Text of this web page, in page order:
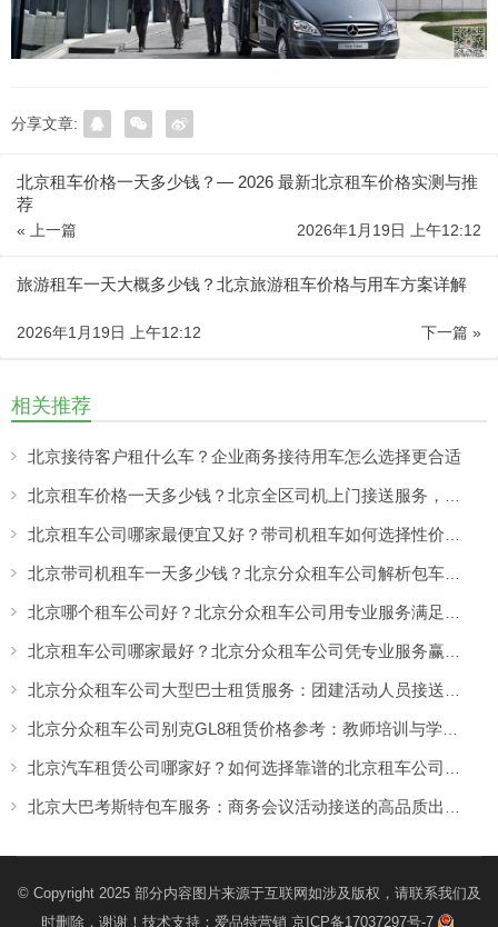
分享文章:
北京租车价格一天多少钱？— 2026 最新北京租车价格实测与推
荐
« 上一篇 2026年1月19日 上午12:12
旅游租车一天大概多少钱？北京旅游租车价格与用车方案详解
下一篇 »
2026年1月19日 上午12:12
相关推荐
北京接待客户租什么车？企业商务接待用车怎么选择更合适
© Copyright 2025 部分内容图片来源于互联网如涉及版权，请联系我们及
时删除，谢谢！技术支持： 爱品特营销 京ICP备17037297号-7